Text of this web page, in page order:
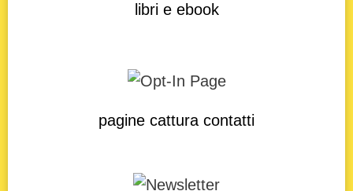
libri e ebook
pagine cattura contatti